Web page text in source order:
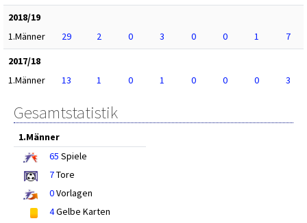
2018/19
1.Männer
29 2 0 3 0 0 1
7
2017/18
1.Männer
13 1 0 1 0 0 0 3
Gesamtstatistik
1.Männer
65 Spiele
7Tore
0Vorlagen
4Gelbe Karten